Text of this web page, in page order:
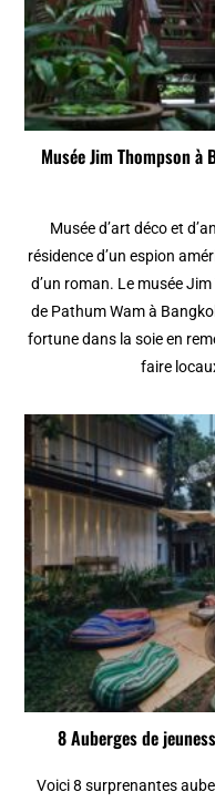
Musée Jim Thompson
Musée d’art déco et
résidence d’un espion
d’un roman. Le musée
de Pathum Wam à
fortune dans la soie en
faire
8 Auberges de
Voici 8 surprenantes